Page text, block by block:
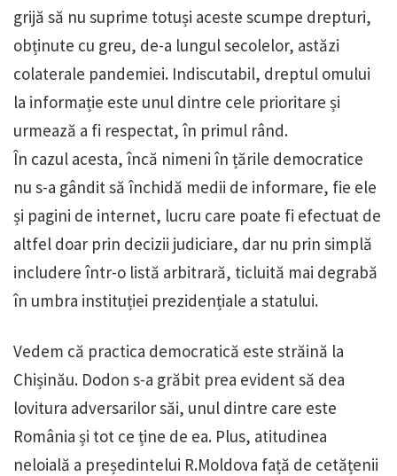
grijă să nu suprime totuși aceste scumpe drepturi,
obținute cu greu, de-a lungul secolelor, astăzi
colaterale pandemiei. Indiscutabil, dreptul omului
la informație este unul dintre cele prioritare și
urmează a fi respectat, în primul rând.
În cazul acesta, încă nimeni în țările democratice
nu s-a gândit să închidă medii de informare, fie ele
și pagini de internet, lucru care poate fi efectuat de
altfel doar prin decizii judiciare, dar nu prin simplă
includere într-o listă arbitrară, ticluită mai degrabă
în umbra instituției prezidențiale a statului.
Vedem că practica democratică este străină la
Chișinău. Dodon s-a grăbit prea evident să dea
lovitura adversarilor săi, unul dintre care este
România și tot ce ține de ea. Plus, atitudinea
neloială a președintelui R.Moldova față de cetățenii